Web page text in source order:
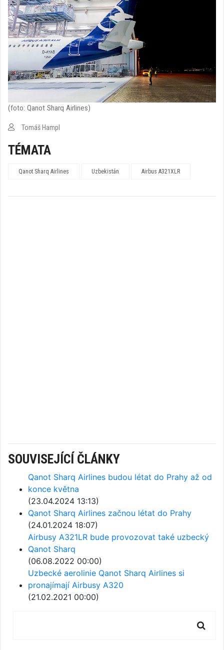
(foto: Qanot Sharq Airlines)
Tomáš Hampl
TÉMATA
Qanot Sharq Airlines Uzbekistán Airbus A321XLR
SOUVISEJÍCÍ ČLÁNKY
Qanot Sharq Airlines budou létat do Prahy až od
konce května
(23.04.2024 13:13)
Qanot Sharq Airlines začnou létat do Prahy
(24.01.2024 18:07)
Airbusy A321LR bude provozovat také uzbecký
Qanot Sharq
(06.08.2022 00:00)
Uzbecké aerolinie Qanot Sharq Airlines si
pronajímají Airbusy A320
(21.02.2021 00:00)